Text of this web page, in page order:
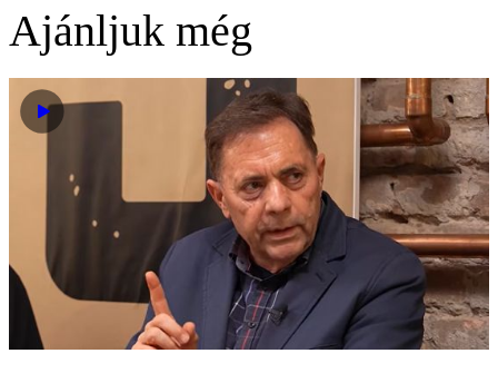
Ajánljuk még